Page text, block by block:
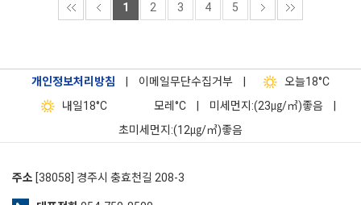
1 2 3 4 5
개인정보처리방침 이메일무단수집거부 오늘18°C
내일18°C 모레 °C 미세먼지:(23㎍/㎥)좋음
초미세먼지:(12㎍/㎥)좋음
주소 [38058] 경주시 충효천길 208-3